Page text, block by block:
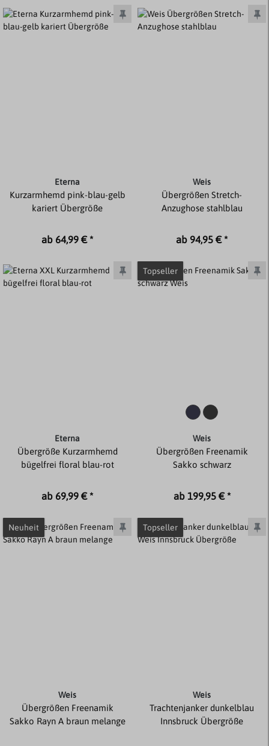
Eterna
Kurzarmhemd pink-blau-gelb
kariert Übergröße
ab 64,99 € *
Weis
Übergrößen Stretch-
Anzughose stahlblau
ab 94,95 € *
Eterna
Übergröße Kurzarmhemd
bügelfrei floral blau-rot
ab 69,99 € *
Topseller
Weis
Übergrößen Freenamik
Sakko schwarz
ab 199,95 € *
Neuheit
Weis
Übergrößen Freenamik
Sakko Rayn A braun melange
Topseller
Weis
Trachtenjanker dunkelblau
Innsbruck Übergröße